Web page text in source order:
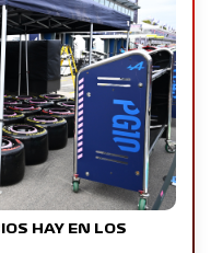
HAY EN LOS